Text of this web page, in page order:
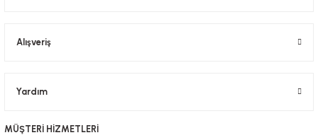
Alışveriş
Yardım
MÜŞTERİ HİZMETLERİ